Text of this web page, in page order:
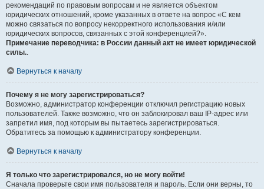
рекомендаций по правовым вопросам и не является объектом
юридических отношений, кроме указанных в ответе на вопрос «С кем
можно связаться по вопросу некорректного использования и/или
юридических вопросов, связанных с этой конференцией?».
Примечание переводчика: в России данный акт не имеет юридической
силы..
Вернуться к началу
Почему я не могу зарегистрироваться?
Возможно, администратор конференции отключил регистрацию новых
пользователей. Также возможно, что он заблокировал ваш IP-адрес или
запретил имя, под которым вы пытаетесь зарегистрироваться.
Обратитесь за помощью к администратору конференции.
Вернуться к началу
Я только что зарегистрировался, но не могу войти!
Сначала проверьте свои имя пользователя и пароль. Если они верны, то